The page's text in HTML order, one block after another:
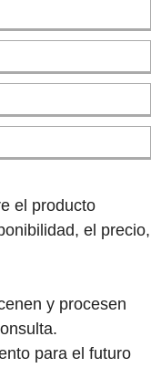
el producto
el precio,
y procesen
para el futuro